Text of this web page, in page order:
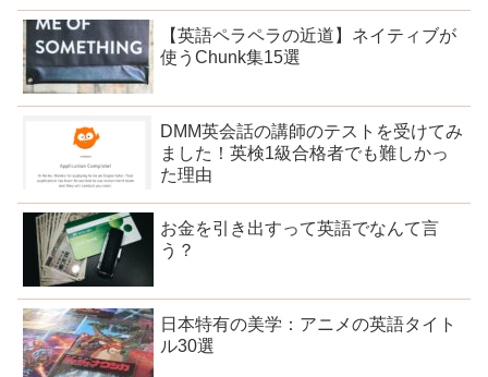
【英語ペラペラの近道】ネイティブが
使うChunk集15選
DMM英会話の講師のテストを受けてみ
ました！英検1級合格者でも難しかっ
た理由
お金を引き出すって英語でなんて言
う？
日本特有の美学：アニメの英語タイト
ル30選